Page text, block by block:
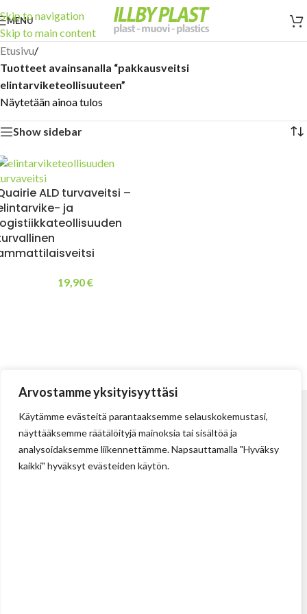
Arvostamme yksityisyyttäsi
Käytämme evästeitä parantaaksemme selauskokemustasi,
näyttääksemme räätälöityjä mainoksia tai sisältöä ja
analysoidaksemme liikennettämme. Napsauttamalla "Hyväksy
kaikki" hyväksyt evästeiden käytön.
Skip to navigation
Skip to main content
MENU
Etusivu/
Tuotteet avainsanalla “pakkausveitsi
elintarviketeollisuuteen”
Näytetään ainoa tulos
Show sidebar
ALD turvaveitsi –
ja
19,90€